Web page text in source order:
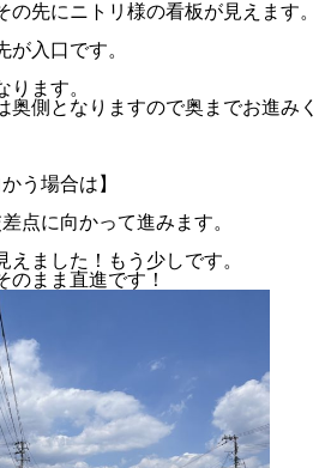
先にニトリ様の看板が見えます。
入口です。
ります。
奥側となりますので奥までお進みく
う場合は】
点に向かって進みます。
ました！もう少しです。
のまま直進です！